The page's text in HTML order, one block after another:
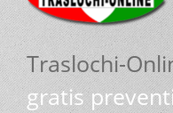
Traslochi-
gratis